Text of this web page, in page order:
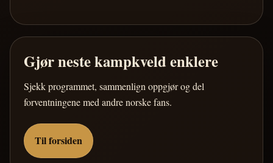
Gjør neste kampkveld enklere
Sjekk programmet, sammenlign oppgjør og del
forventningene med andre norske fans.
Til forsiden